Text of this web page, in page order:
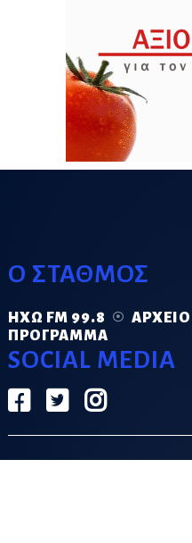
Ο ΣΤΑΘΜΟΣ
ΗΧΏ FM 99.8
ΠΡΌΓΡΑΜΜΑ
SOCIAL MEDIA